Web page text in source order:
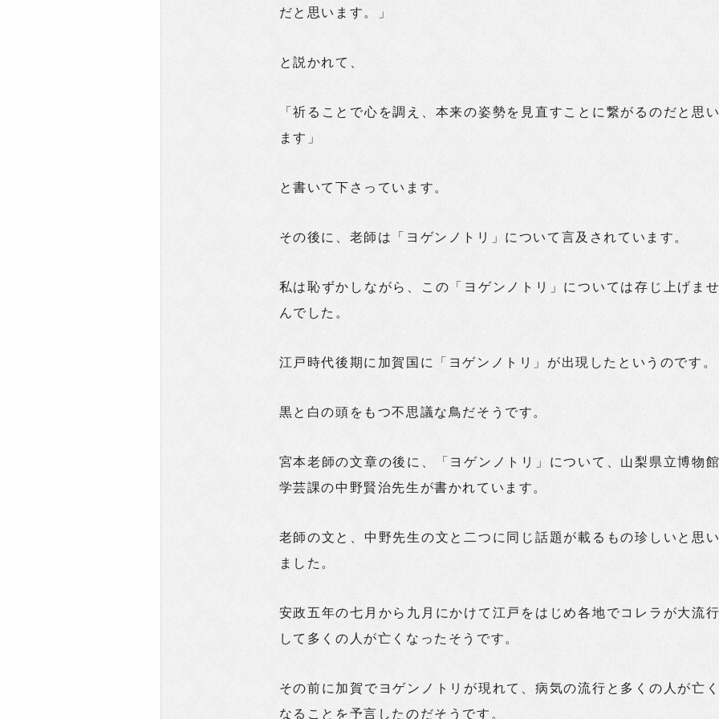
だと思います。」
と説かれて、
「祈ることで心を調え、本来の姿勢を見直すことに繋がるのだと思
ます」
と書いて下さっています。
その後に、老師は「ヨゲンノトリ」について言及されています。
私は恥ずかしながら、この「ヨゲンノトリ」については存じ上げま
んでした。
江戸時代後期に加賀国に「ヨゲンノトリ」が出現したというのです。
黒と白の頭をもつ不思議な鳥だそうです。
宮本老師の文章の後に、「ヨゲンノトリ」について、山梨県立博物
学芸課の中野賢治先生が書かれています。
老師の文と、中野先生の文と二つに同じ話題が載るもの珍しいと思
ました。
安政五年の七月から九月にかけて江戸をはじめ各地でコレラが大流
して多くの人が亡くなったそうです。
その前に加賀でヨゲンノトリが現れて、病気の流行と多くの人が亡
なることを予言したのだそうです。